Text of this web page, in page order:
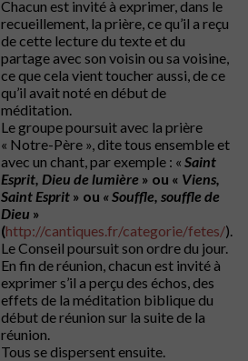
Chacun est invité à exprimer, dans le
recueillement, la prière, ce qu’il a reçu
de cette lecture du texte et du
partage avec son voisin ou sa voisine,
ce que cela vient toucher aussi, de ce
qu’il avait noté en début de
méditation.
Le groupe poursuit avec la prière
« Notre-Père », dite tous ensemble et
avec un chant, par exemple : « Saint
Esprit, Dieu de lumière » ou « Viens,
Saint Esprit » ou « Souffle, souffle de
Dieu »
(http://cantiques.fr/categorie/fetes/).
Le Conseil poursuit son ordre du jour.
En fin de réunion, chacun est invité à
exprimer s’il a perçu des échos, des
effets de la méditation biblique du
début de réunion sur la suite de la
réunion.
Tous se dispersent ensuite.